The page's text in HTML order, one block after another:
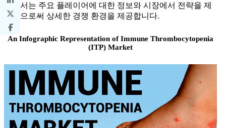
보고서는 주요 플레이어에 대한 정보와 시장에서 전략을 제
시함으로써 상세한 경쟁 환경을 제공합니다.
An Infographic Representation of Immune Thrombocytopenia
(ITP) Market